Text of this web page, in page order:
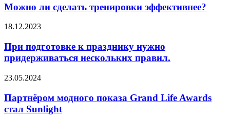
—
в
ЛГБТ*
среди
несовершеннолетних,
стол,
опробовать
и
довести
его
совершенства.
сделать
тренировки
эффективнее?
Можно ли сделать тренировки эффективнее?
При
к
празднику
нужно
нескольких
18.12.2023
При подготовке к празднику нужно
придерживаться нескольких правил.
Партнёром
показа
Grand
Life
23.05.2024
Партнёром модного показа Grand Life Awards
стал Sunlight